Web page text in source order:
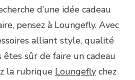
d’une idée cadeau
pensez à Loungefly. Avec
alliant style, qualité
sûr de faire un cadeau
la rubrique Loungefly chez